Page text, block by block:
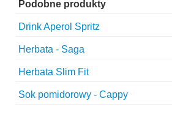
Podobne produkty
Drink Aperol Spritz
Herbata - Saga
Herbata Slim Fit
Sok pomidorowy - Cappy